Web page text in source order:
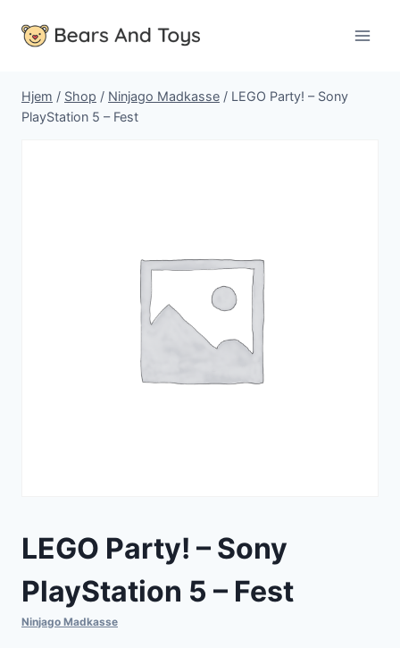
Hjem / Shop / Ninjago Madkasse / LEGO Party! – Sony
PlayStation 5 – Fest
LEGO Party! – Sony
PlayStation 5 – Fest
Ninjago Madkasse